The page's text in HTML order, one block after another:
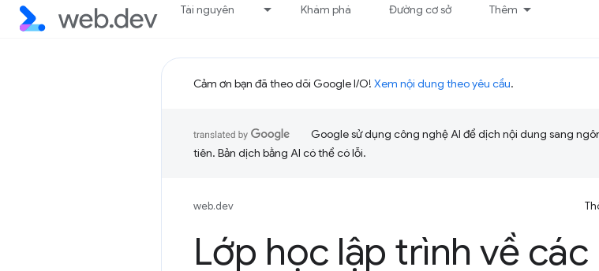
Tài nguyên Khám phá Đường cơ sở Thêm
Cảm ơn bạn đã theo dõi Google I/O! Xem nội dung theo yêu cầu.
Google sử dụng công nghệ AI để dịch nội dung sang
tiên. Bản dịch bằng AI có thể có lỗi.
web.dev
Lớp học lập trình về